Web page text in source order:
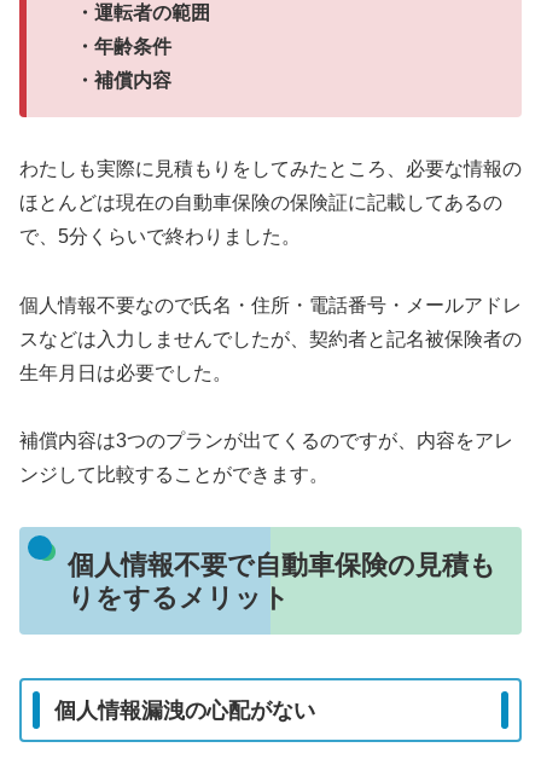
・運転者の範囲
・年齢条件
・補償内容
わたしも実際に見積もりをしてみたところ、必要な情報の
ほとんどは現在の自動車保険の保険証に記載してあるの
で、5分くらいで終わりました。
個人情報不要なので氏名・住所・電話番号・メールアドレ
スなどは入力しませんでしたが、契約者と記名被保険者の
生年月日は必要でした。
補償内容は3つのプランが出てくるのですが、内容をアレ
ンジして比較することができます。
個人情報不要で自動車保険の見積も
りをするメリット
個人情報漏洩の心配がない